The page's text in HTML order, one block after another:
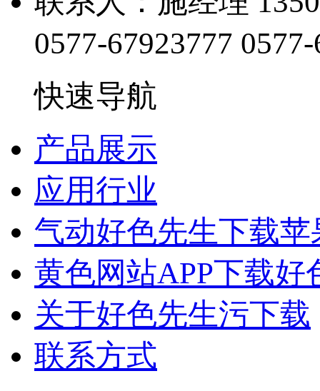
0577-67923777
快速导航
产品展示
应用行业
气动好色先生下载
黄色网站APP下载好
关于好色先生污下载
联系方式